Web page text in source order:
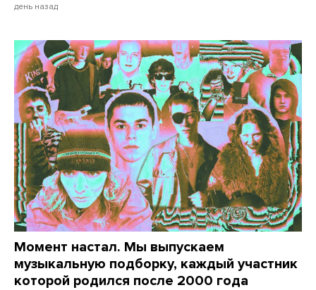
день назад
Момент настал. Мы выпускаем
музыкальную подборку, каждый участник
которой родился после 2000 года